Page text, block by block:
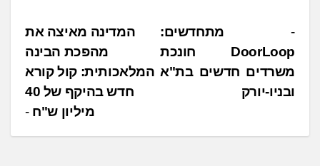
נ
י
ו
ט
המדינה מאיצה את
מהפכת הבינה
המלאכותית: קול קורא
חדש בהיקף של 40
מיליון ש"ח
מתחדשים:
DoorLoop חונכת
משרדים חדשים בת"א
ובניו-יורק